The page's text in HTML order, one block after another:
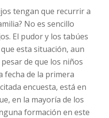
tengan que recurrir a
No es sencillo
El pudor y los tabúes
esta situación, aun
de que los niños
fecha de la primera
encuesta, está en
en la mayoría de los
formación en este